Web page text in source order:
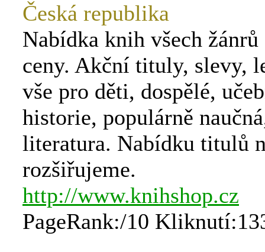
Česká republika
Nabídka knih všech
ceny. Akční tituly, slevy,
vše pro děti, dospělé,
historie, populárně
literatura. Nabídku titulů
rozšiřujeme.
http://www.knihshop.cz
PageRank:/10